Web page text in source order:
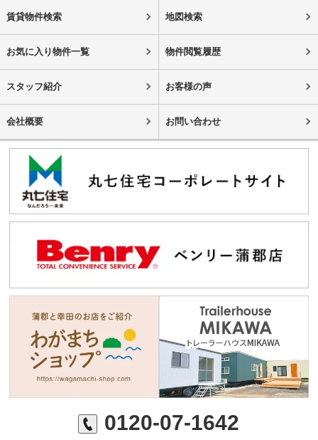
賃貸物件検索 地図検索
お気に入り物件一覧 物件閲覧履歴
スタッフ紹介 お客様の声
会社概要 お問い合わせ
0120-07-1642